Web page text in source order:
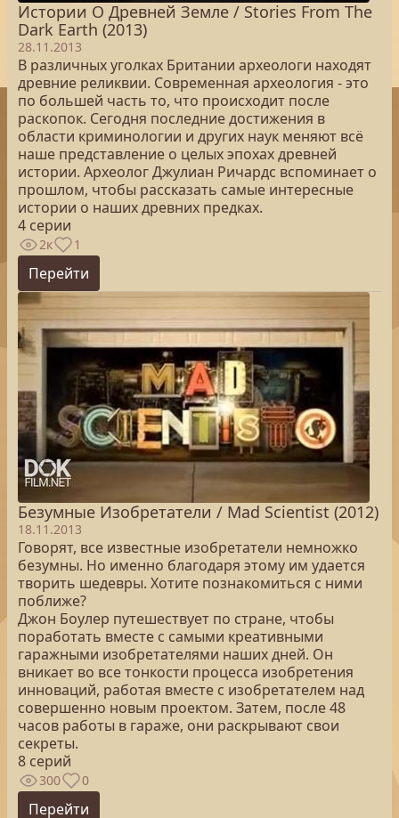
Истории О Древней Земле / Stories From The
Dark Earth (2013)
28.11.2013
В различных уголках Британии археологи находят
древние реликвии. Современная археология - это
по большей часть то, что происходит после
раскопок. Сегодня последние достижения в
области криминологии и других наук меняют всё
наше представление о целых эпохах древней
истории. Археолог Джулиан Ричардс вспоминает о
прошлом, чтобы рассказать самые интересные
истории о наших древних предках.
4 серии
2к 1
Перейти
Безумные Изобретатели / Mad Scientist (2012)
18.11.2013
Говорят, все известные изобретатели немножко
безумны. Но именно благодаря этому им удается
творить шедевры. Хотите познакомиться с ними
поближе?
Джон Боулер путешествует по стране, чтобы
поработать вместе с самыми креативными
гаражными изобретателями наших дней. Он
вникает во все тонкости процесса изобретения
инноваций, работая вместе с изобретателем над
совершенно новым проектом. Затем, после 48
часов работы в гараже, они раскрывают свои
секреты.
8 серий
300 0
Перейти